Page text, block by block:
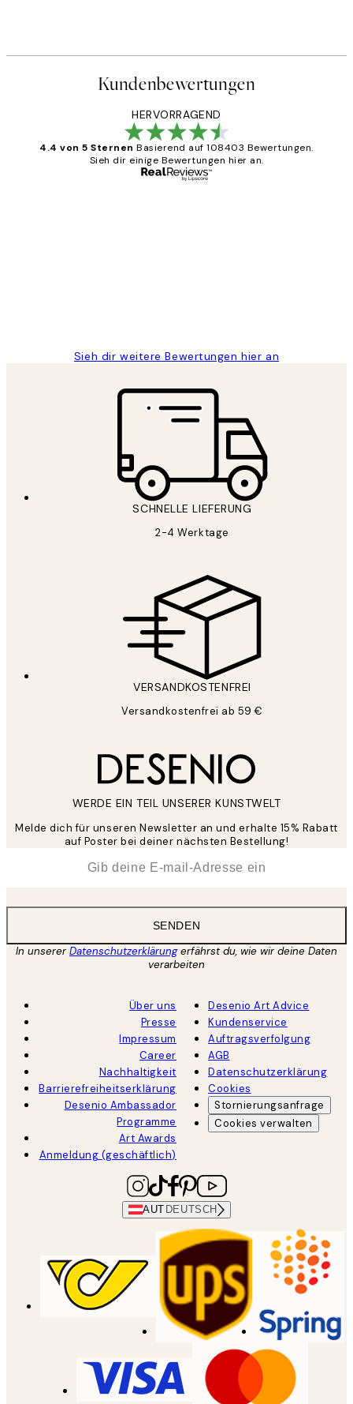
Kundenbewertungen
HERVORRAGEND
4.4 von 5 Sternen Basierend auf 108403 Bewertungen.
Sieh dir einige Bewertungen hier an.
Sieh dir weitere Bewertungen hier an
SCHNELLE LIEFERUNG
2-4 Werktage
VERSANDKOSTENFREI
Versandkostenfrei ab 59 €
WERDE EIN TEIL UNSERER KUNSTWELT
Melde dich für unseren Newsletter an und erhalte 15% Rabatt
auf Poster bei deiner nächsten Bestellung!
SENDEN
In unsererDatenschutzerklärungerfährst du, wie wir deine Daten
verarbeiten
Über uns
Presse
Impressum
Career
Nachhaltigkeit
Barrierefreiheitserklärung
Desenio Ambassador
Programme
Art Awards
Anmeldung (geschäftlich)
Desenio Art Advice
Kundenservice
Auftragsverfolgung
AGB
Datenschutzerklärung
Cookies
Stornierungsanfrage
Cookies verwalten
AUT DEUTSCH